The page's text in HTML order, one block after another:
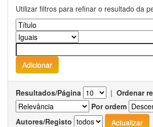
Utilizar filtros para refinar o resultado da
Resultados/Página | Ordenar
Por ordem
Autores/Registo